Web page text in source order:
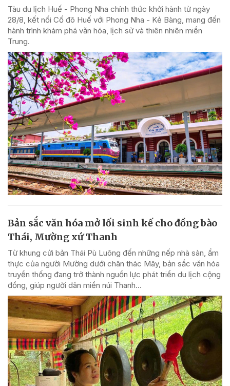
Tàu du lịch Huế - Phong Nha chính thức khởi hành từ ngày
28/8, kết nối Cố đô Huế với Phong Nha - Kẻ Bàng, mang đến
hành trình khám phá văn hóa, lịch sử và thiên nhiên miền
Trung.
Bản sắc văn hóa mở lối sinh kế cho đồng bào
Thái, Mường xứ Thanh
Từ khung cửi bản Thái Pù Luông đến những nếp nhà sàn, ẩm
thực của người Mường dưới chân thác Mây, bản sắc văn hóa
truyền thống đang trở thành nguồn lực phát triển du lịch cộng
đồng, giúp người dân miền núi Thanh...